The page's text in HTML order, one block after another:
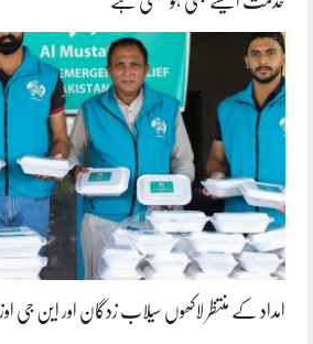
امداد کے منتظر لاکھوں سیلاب زدگان اور این جی اوز